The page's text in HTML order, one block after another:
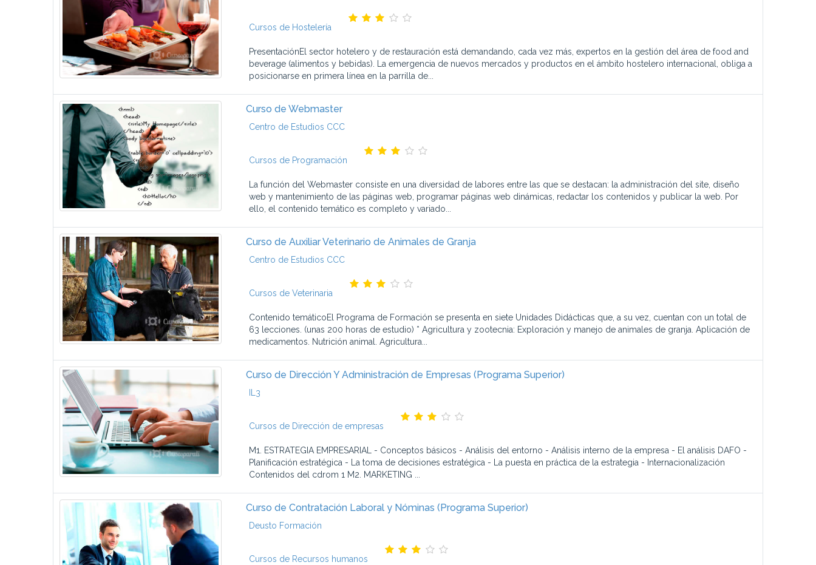
Cursos de Hostelería
PresentaciónEl sector hotelero y de restauración está demandando, cada vez más, expertos en la gestión del área de food and
beverage (alimentos y bebidas). La emergencia de nuevos mercados y productos en el ámbito hostelero internacional, obliga a
posicionarse en primera línea en la parrilla de...
Curso de Webmaster
Centro de Estudios CCC
Cursos de Programación
La función del Webmaster consiste en una diversidad de labores entre las que se destacan: la administración del site, diseño
web y mantenimiento de las páginas web, programar páginas web dinámicas, redactar los contenidos y publicar la web. Por
ello, el contenido temático es completo y variado...
Curso de Auxiliar Veterinario de Animales de Granja
Centro de Estudios CCC
Cursos de Veterinaria
Contenido temáticoEl Programa de Formación se presenta en siete Unidades Didácticas que, a su vez, cuentan con un total de
63 lecciones. (unas 200 horas de estudio) * Agricultura y zootecnia: Exploración y manejo de animales de granja. Aplicación de
medicamentos. Nutrición animal. Agricultura...
Curso de Dirección Y Administración de Empresas (Programa Superior)
IL3
Cursos de Dirección de empresas
M1. ESTRATEGIA EMPRESARIAL - Conceptos básicos - Análisis del entorno - Análisis interno de la empresa - El análisis DAFO -
Planificación estratégica - La toma de decisiones estratégica - La puesta en práctica de la estrategia - Internacionalización
Contenidos del cdrom 1 M2. MARKETING ...
Curso de Contratación Laboral y Nóminas (Programa Superior)
Deusto Formación
Cursos de Recursos humanos